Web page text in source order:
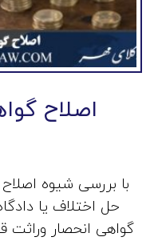
اصلاح
با بررسی شیوه
حل اختلاف یا
گواهی انحصار وراثت